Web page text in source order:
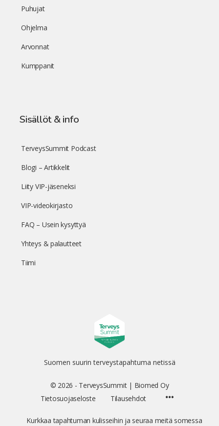
Puhujat
Ohjelma
Arvonnat
Kumppanit
Sisällöt & info
TerveysSummit Podcast
Blogi – Artikkelit
Liity VIP-jäseneksi
VIP-videokirjasto
FAQ – Usein kysyttyä
Yhteys & palautteet
Tiimi
Suomen suurin terveystapahtuma netissä
© 2026 - TerveysSummit | Biomed Oy
Tietosuojaseloste
Tilausehdot
Kurkkaa tapahtuman kulisseihin ja seuraa meitä somessa